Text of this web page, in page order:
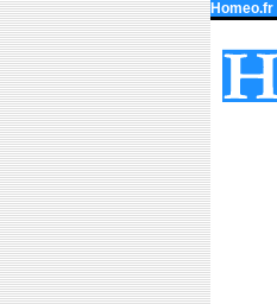
Homeo.fr